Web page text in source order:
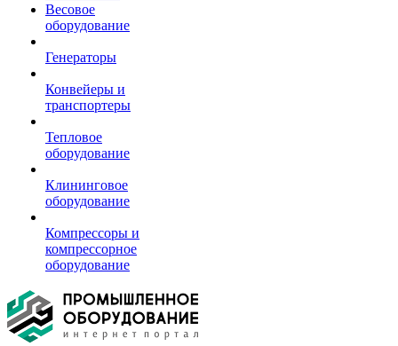
Весовое
оборудование
Генераторы
Конвейеры и
транспортеры
Тепловое
оборудование
Клининговое
оборудование
Компрессоры и
компрессорное
оборудование